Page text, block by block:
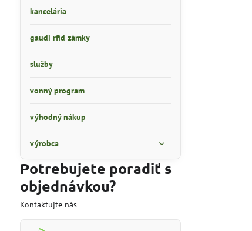
kancelária
gaudi rfid zámky
služby
vonný program
výhodný nákup
výrobca
Potrebujete poradiť s
objednávkou?
Kontaktujte nás